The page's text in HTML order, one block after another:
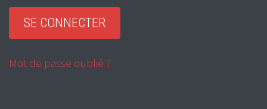
Mot de passe oublié ?